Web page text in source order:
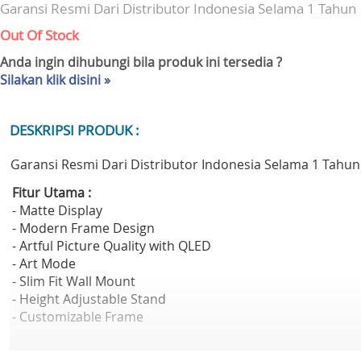
Garansi Resmi Dari Distributor Indonesia Selama 1 Tahun
Out Of Stock
Anda ingin dihubungi bila produk ini tersedia ?
Silakan klik disini »
DESKRIPSI PRODUK :
Garansi Resmi Dari Distributor Indonesia Selama 1 Tahun
Fitur Utama :
- Matte Display
- Modern Frame Design
- Artful Picture Quality with QLED
- Art Mode
- Slim Fit Wall Mount
- Height Adjustable Stand
- Customizable Frame